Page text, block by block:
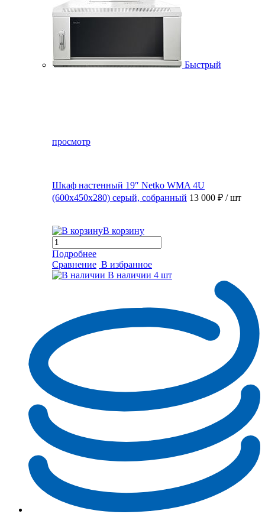
Быстрый
просмотр
Шкаф настенный 19″ Netko WMA 4U
(600x450x280) серый, собранный 13 000 ₽ / шт
В корзину
Подробнее
Сравнение В избранное
В наличии 4 шт